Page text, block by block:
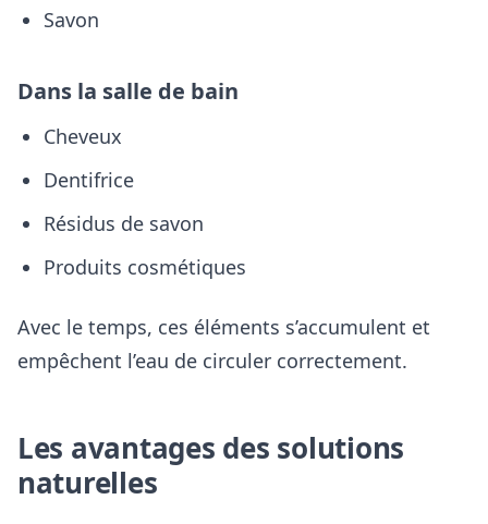
Savon
Dans la salle de bain
Cheveux
Dentifrice
Résidus de savon
Produits cosmétiques
Avec le temps, ces éléments s’accumulent et
empêchent l’eau de circuler correctement.
Les avantages des solutions
naturelles